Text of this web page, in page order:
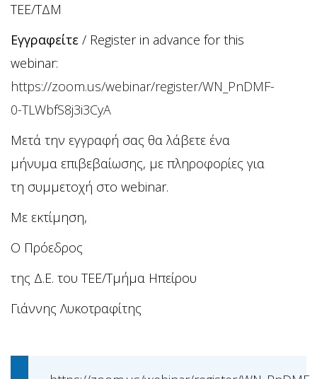
ΤΕΕ/ΤΔΜ
Εγγραφείτε / Register in advance for this
webinar:
https://zoom.us/webinar/register/WN_PnDMF-
0-TLWbfS8j3i3CyA
Μετά την εγγραφή σας θα λάβετε ένα
μήνυμα επιβεβαίωσης, με πληροφορίες για
τη συμμετοχή στο webinar.
Με εκτίμηση,
Ο Πρόεδρος
της Δ.Ε. του ΤΕΕ/Τμήμα Ηπείρου
Γιάννης Λυκοτραφίτης